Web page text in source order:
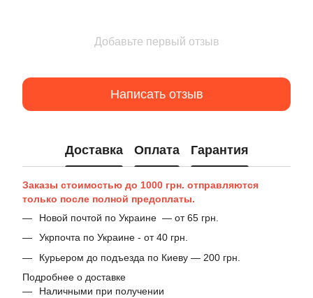
Добавьте первый отзыв
Написать отзыв
Доставка Оплата Гарантия
Заказы стоимостью до 1000 грн. отправляются
только после полной предоплаты.
Новой почтой по Украине — от 65 грн.
Укрпочта по Украине - от 40 грн.
Курьером до подъезда по Киеву — 200 грн.
Подробнее о доставке
Наличными при получении